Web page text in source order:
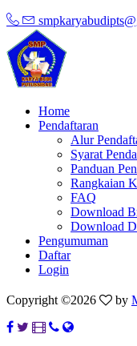
Home
Pendaftaran
Alur
Syarat
Panduan
Rangkaian
FAQ
Download
Download
Pengumuman
Daftar
Login
Copyright ©2026 by